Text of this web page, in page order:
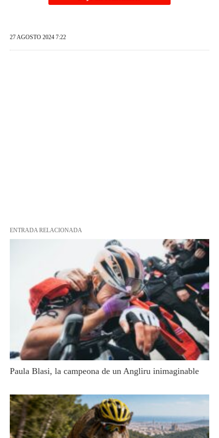
27 AGOSTO 2024 7:22
ENTRADA RELACIONADA
Paula Blasi, la campeona de un Angliru inimaginable